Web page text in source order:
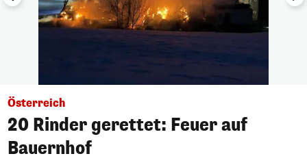
Österreich
20 Rinder gerettet: Feuer auf
Bauernhof